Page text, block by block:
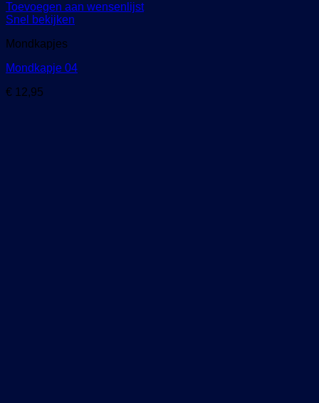
Toevoegen aan wensenlijst
Snel bekijken
Mondkapjes
Mondkapje 04
€ 12,95